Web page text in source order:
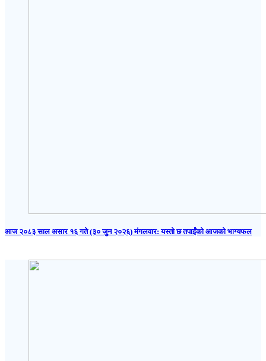
आज २०८३ साल असार १६ गते (३० जुन २०२६) मंगलवार: यस्तो छ तपाईंको आजको भाग्यफल